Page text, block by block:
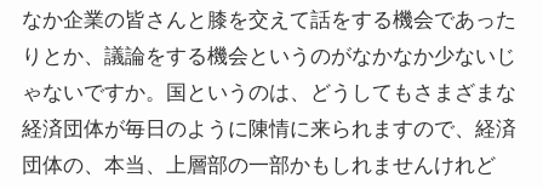
なか企業の皆さんと膝を交えて話をする機会であった
りとか、議論をする機会というのがなかなか少ないじ
ゃないですか。国というのは、どうしてもさまざまな
経済団体が毎日のように陳情に来られますので、経済
団体の、本当、上層部の一部かもしれませんけれど